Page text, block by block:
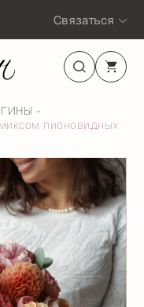
Связаться
пионовидных